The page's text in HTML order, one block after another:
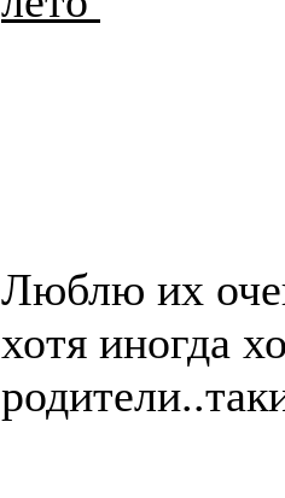
Люблю их
хотя иногда